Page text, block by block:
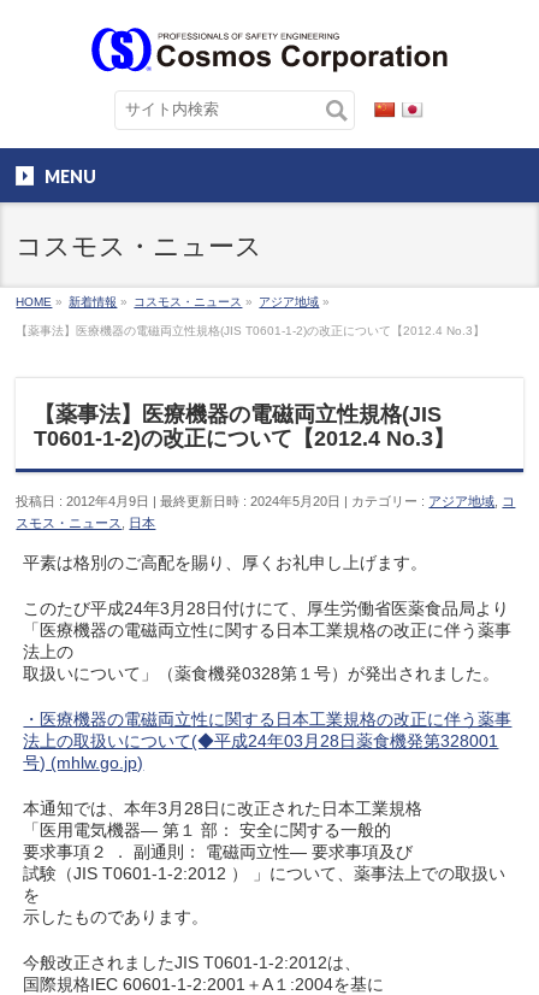
MENU
コスモス・ニュース
HOME » 新着情報 » コスモス・ニュース » アジア地域 »
【薬事法】医療機器の電磁両立性規格(JIS T0601-1-2)の改正について【2012.4 No.3】
【薬事法】医療機器の電磁両立性規格(JIS
T0601-1-2)の改正について【2012.4 No.3】
投稿日 : 2012年4月9日 最終更新日時 : 2024年5月20日 カテゴリー : アジア地域
コ
スモス・ニュース
日本
平素は格別のご高配を賜り、厚くお礼申し上げます。
このたび平成24年3月28日付けにて、厚生労働省医薬食品局より
「医療機器の電磁両立性に関する日本工業規格の改正に伴う薬事
法上の
取扱いについて」（薬食機発0328第１号）が発出されました。
・医療機器の電磁両立性に関する日本工業規格の改正に伴う薬事
法上の取扱いについて(◆平成24年03月28日薬食機発第328001
号) (mhlw.go.jp)
本通知では、本年3月28日に改正された日本工業規格
「医用電気機器― 第１ 部： 安全に関する一般的
要求事項２ ． 副通則： 電磁両立性― 要求事項及び
試験（JIS T0601-1-2:2012 ） 」について、薬事法上での取扱い
を
示したものであります。
今般改正されましたJIS T0601-1-2:2012は、
国際規格IEC 60601-1-2:2001＋A１:2004を基に